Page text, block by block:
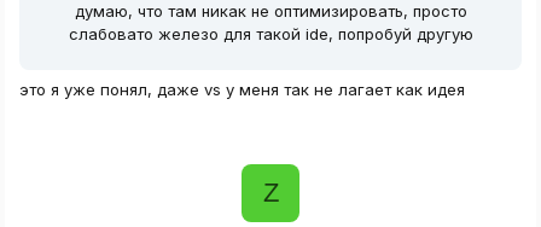
думаю, что там никак не оптимизировать, просто
слабовато железо для такой ide, попробуй другую
это я уже понял, даже vs у меня так не лагает как идея
Z